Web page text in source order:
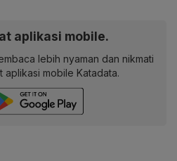
aplikasi mobile.
lebih nyaman dan nikmati
aplikasi mobile Katadata.